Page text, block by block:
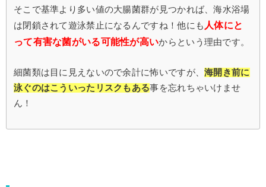
そこで基準より多い値の大腸菌群が見つかれば、海水浴場
は閉鎖されて遊泳禁止になるんですね！他にも 人体にと
って有害な菌がいる可能性が高いからという理由です。
細菌類は目に見えないので余計に怖いですが、海開き前に
泳ぐのはこういったリスクもある事を忘れちゃいけませ
ん！